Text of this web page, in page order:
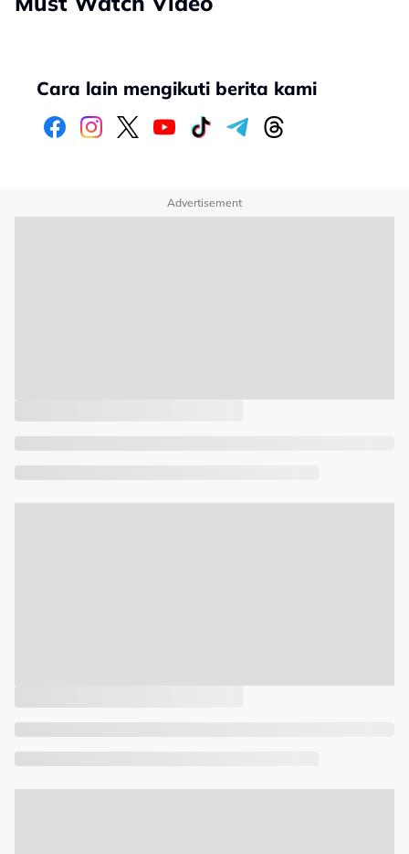
Cara lain mengikuti berita kami
Advertisement